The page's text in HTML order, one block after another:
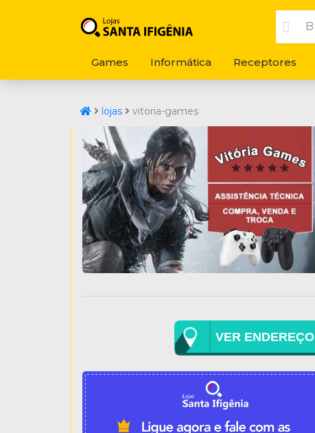
Games Informática Receptores
lojas vitoria-games
VER ENDEREÇO